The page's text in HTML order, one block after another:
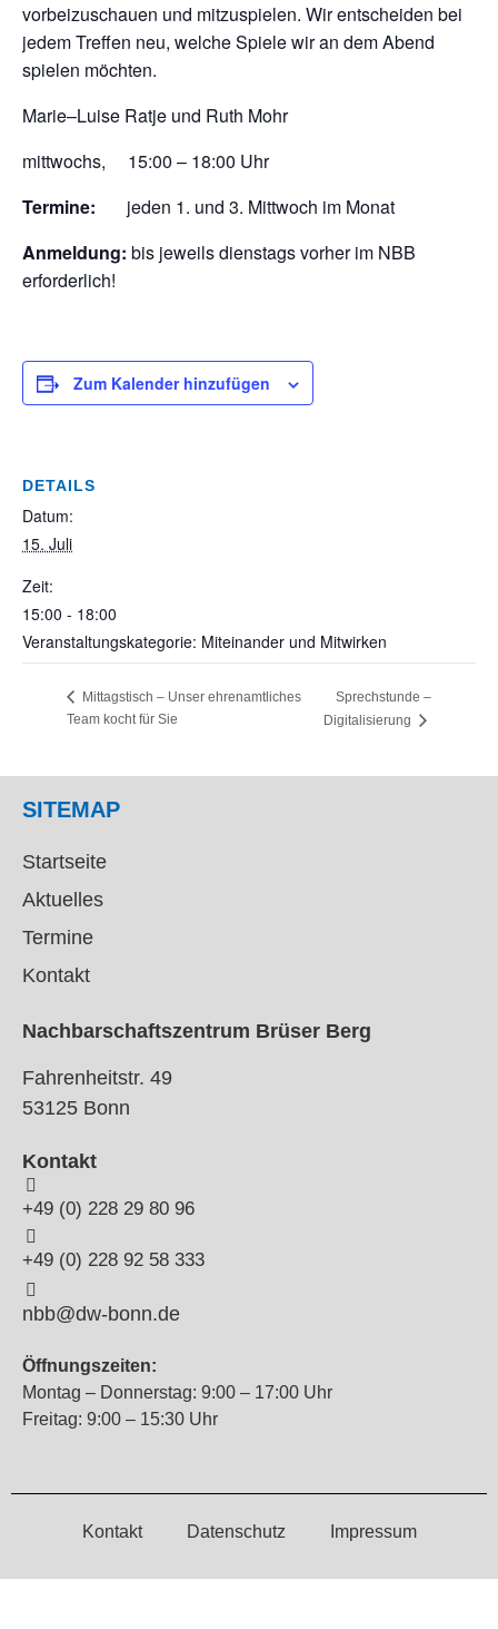
vorbeizuschauen und mitzuspielen. Wir entscheiden bei
jedem Treffen neu, welche Spiele wir an dem Abend
spielen möchten.
Marie–Luise Ratje und Ruth Mohr
mittwochs, 15:00 – 18:00 Uhr
Termine: jeden 1. und 3. Mittwoch im Monat
Anmeldung: bis jeweils dienstags vorher im NBB
erforderlich!
Zum Kalender hinzufügen
DETAILS
Datum:
15. Juli
Zeit:
15:00 - 18:00
Veranstaltungskategorie: Miteinander und Mitwirken
Mittagstisch – Unser ehrenamtliches
Team kocht für Sie
Sprechstunde –
Digitalisierung
SITEMAP
Startseite
Aktuelles
Termine
Kontakt
Nachbarschaftszentrum Brüser Berg
Fahrenheitstr. 49
53125 Bonn
Kontakt
+49 (0) 228 29 80 96
+49 (0) 228 92 58 333
nbb@dw-bonn.de
Öffnungszeiten:
Montag – Donnerstag: 9:00 – 17:00 Uhr
Freitag: 9:00 – 15:30 Uhr
Kontakt Datenschutz Impressum